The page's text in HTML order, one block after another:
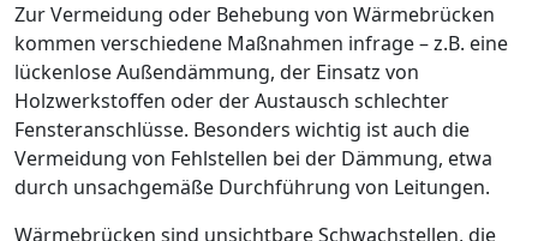
Zur Vermeidung oder Behebung von Wärmebrücken
kommen verschiedene Maßnahmen infrage – z.B. eine
lückenlose Außendämmung, der Einsatz von
Holzwerkstoffen oder der Austausch schlechter
Fensteranschlüsse. Besonders wichtig ist auch die
Vermeidung von Fehlstellen bei der Dämmung, etwa
durch unsachgemäße Durchführung von Leitungen.
Wärmebrücken sind unsichtbare Schwachstellen, die